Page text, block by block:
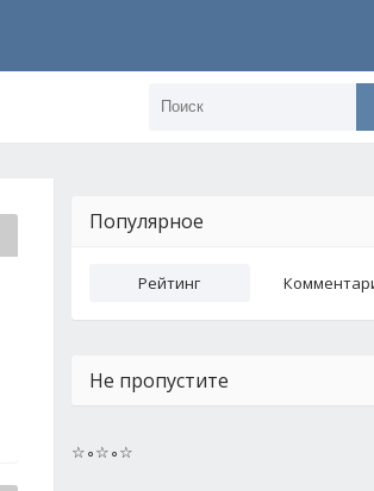
Популярное
Рейтинг
Не пропустите
☆∘☆∘☆